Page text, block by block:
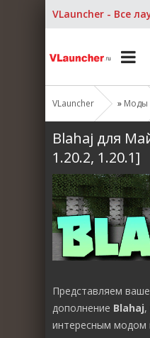
VLauncher - Все
VLauncher » Моды
Blahaj для
1.20.2, 1.20.1]
Представляем
дополнение Blahaj,
интересным